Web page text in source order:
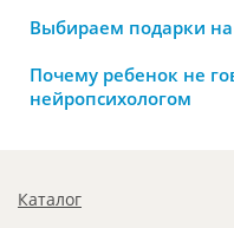
Выбираем подарки
Почему ребенок не
нейропсихологом
Каталог